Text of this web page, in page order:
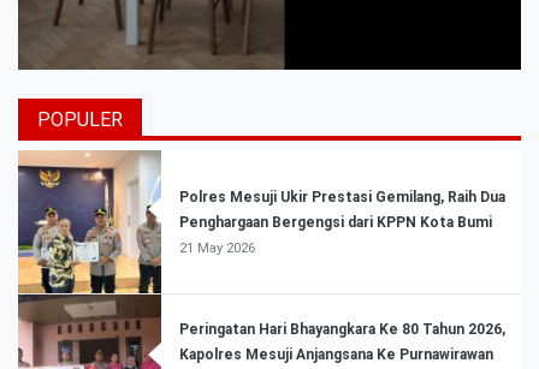
POPULER
Polres Mesuji Ukir Prestasi Gemilang, Raih Dua
Penghargaan Bergengsi dari KPPN Kota Bumi
21 May 2026
Peringatan Hari Bhayangkara Ke 80 Tahun 2026,
Kapolres Mesuji Anjangsana Ke Purnawirawan